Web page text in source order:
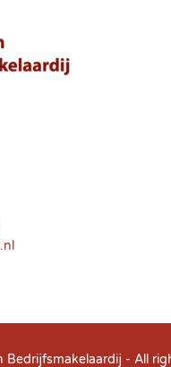
Bedrijfsmakelaardij - All